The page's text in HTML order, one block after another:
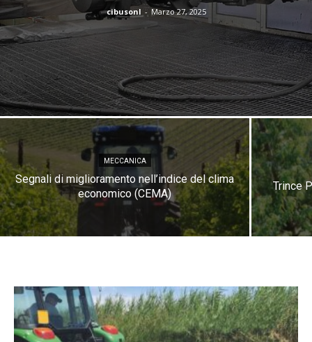
cibusonl - Marzo 27, 2025
MECCANICA
Segnali di miglioramento nell’indice del clima
economico (CEMA)
Trince